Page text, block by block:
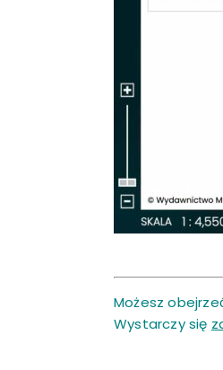
Możesz
Wystarczy się